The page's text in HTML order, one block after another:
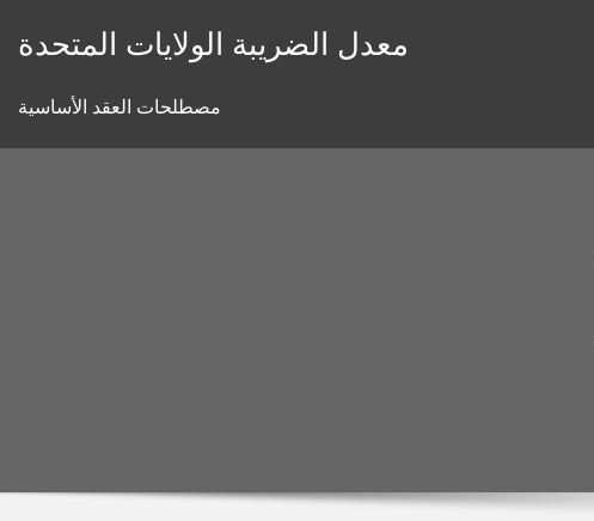
معدل الضريبة الولايات المتحدة
مصطلحات العقد الأساسية